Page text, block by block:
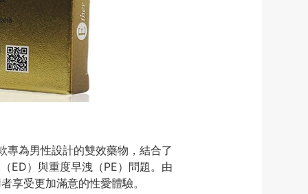
專為男性設計的雙效藥物，結合了
ED）與重度早洩（PE）問題。由
受更加滿意的性愛體驗。